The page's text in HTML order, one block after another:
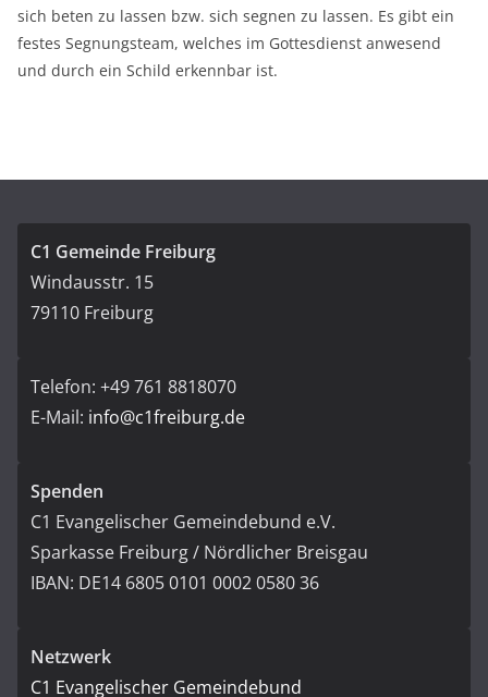
sich beten zu lassen bzw. sich segnen zu lassen. Es gibt ein
festes Segnungsteam, welches im Gottesdienst anwesend
und durch ein Schild erkennbar ist.
C1 Gemeinde Freiburg
Windausstr. 15
79110 Freiburg
Telefon: +49 761 8818070
E-Mail: info@c1freiburg.de
Spenden
C1 Evangelischer Gemeindebund e.V.
Sparkasse Freiburg / Nördlicher Breisgau
IBAN: DE14 6805 0101 0002 0580 36
Netzwerk
C1 Evangelischer Gemeindebund